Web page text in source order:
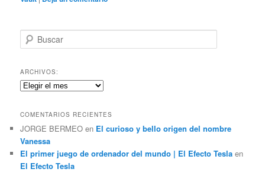
u
c
a
r
ARCHIVOS:
Archivos:
COMENTARIOS RECIENTES
JORGE BERMEO en El curioso y bello origen del nombre
Vanessa
El primer juego de ordenador del mundo | El Efecto Tesla en
El Efecto Tesla